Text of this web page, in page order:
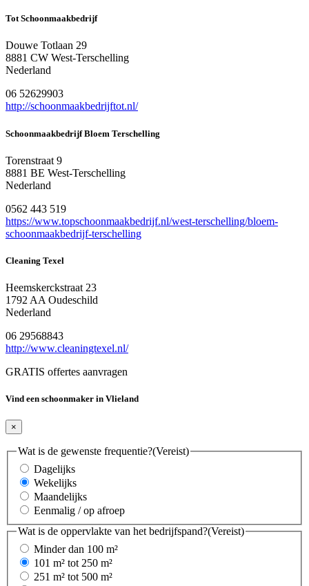
Tot Schoonmaakbedrijf
Douwe Totlaan 29
8881 CW West-Terschelling
Nederland
06 52629903
http://schoonmaakbedrijftot.nl/
Schoonmaakbedrijf Bloem Terschelling
Torenstraat 9
8881 BE West-Terschelling
Nederland
0562 443 519
https://www.topschoonmaakbedrijf.nl/west-terschelling/bloem-
schoonmaakbedrijf-terschelling
Cleaning Texel
Heemskerckstraat 23
1792 AA Oudeschild
Nederland
06 29568843
http://www.cleaningtexel.nl/
GRATIS offertes aanvragen
Vind een schoonmaker in Vlieland
×
Wat is de gewenste frequentie?(Vereist)
Dagelijks
Wekelijks
Maandelijks
Eenmalig / op afroep
Wat is de oppervlakte van het bedrijfspand?(Vereist)
Minder dan 100 m²
101 m² tot 250 m²
251 m² tot 500 m²